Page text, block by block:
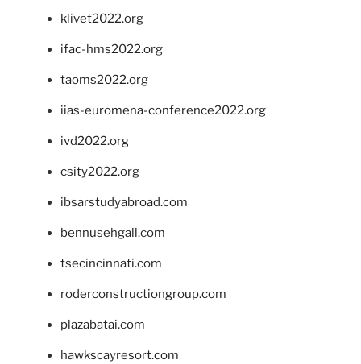
klivet2022.org
ifac-hms2022.org
taoms2022.org
iias-euromena-conference2022.org
ivd2022.org
csity2022.org
ibsarstudyabroad.com
bennusehgall.com
tsecincinnati.com
roderconstructiongroup.com
plazabatai.com
hawkscayresort.com